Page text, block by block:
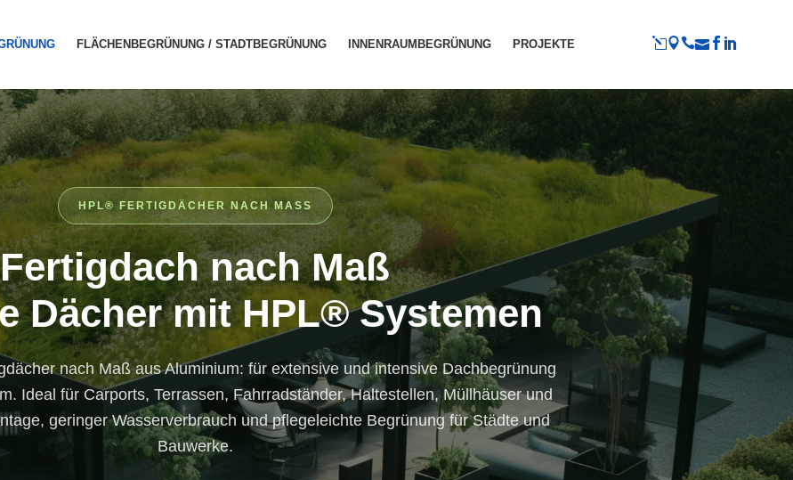
FLÄCHENBEGRÜNUNG / STADTBEGRÜNUNG INNENRAUMBEGRÜNUNG PROJEKTE
HPL® FERTIGDÄCHER NACH MASS
Fertigdach nach Maß
Dächer mit HPL® Systemen
nach Maß aus Aluminium: für extensive und intensive Dachbegrünung
Ideal für Carports, Terrassen, Fahrradständer, Haltestellen, Müllhäuser und
geringer Wasserverbrauch und pflegeleichte Begrünung für Städte und
Bauwerke.